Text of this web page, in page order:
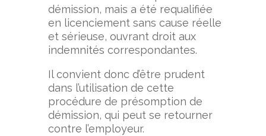
démission, mais a été requalifiée
en licenciement sans cause réelle
et sérieuse, ouvrant droit aux
indemnités correspondantes.
Il convient donc d’être prudent
dans l’utilisation de cette
procédure de présomption de
démission, qui peut se retourner
contre l’employeur.